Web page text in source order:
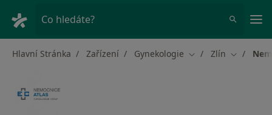
Co hledáte?
Hlavní Stránka Zařízení Gynekologie Změna města
Zlín Změna